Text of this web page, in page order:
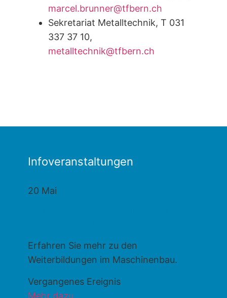
marcel.brunner@tfbern.ch
Sekretariat Metalltechnik, T 031
337 37 10,
metalltechnik@tfbern.ch
Infoveranstaltungen
20 Mai
Erfahren Sie mehr zu den
Weiterbildungen im Maschinenbau.
Vergangenes Ereignis
Mehr dazu